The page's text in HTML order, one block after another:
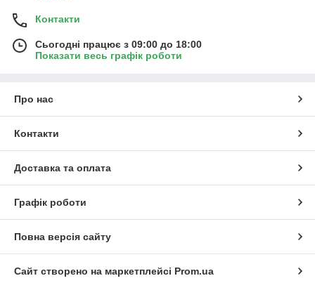
Контакти
Сьогодні працює з 09:00 до 18:00
Показати весь графік роботи
Про нас
Контакти
Доставка та оплата
Графік роботи
Повна версія сайту
Сайт створено на маркетплейсі Prom.ua